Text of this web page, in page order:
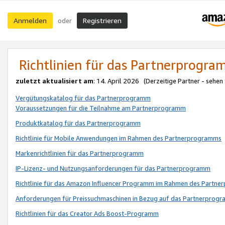
Anmelden oder Registrieren
Richtlinien für das
zuletzt aktualisiert am: 14. April 2026 (Derzeitige Partner - sehen
Vergütungskatalog für das Partnerprogramm
Voraussetzungen für die Teilnahme am Partnerprogramm
Produktkatalog für das Partnerprogramm
Richtlinie für Mobile Anwendungen im Rahmen des Partnerprogramms
Markenrichtlinien für das Partnerprogramm
IP-Lizenz- und Nutzungsanforderungen für das Partnerprogramm
Richtlinie für das Amazon Influencer Programm im Rahmen des
Anforderungen für Preissuchmaschinen in Bezug auf das
Richtlinien für das Creator Ads Boost-Programm